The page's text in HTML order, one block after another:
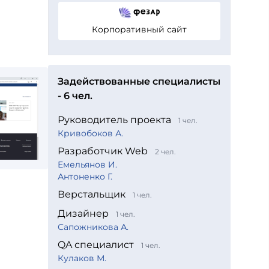
Корпоративный сайт
Задействованные специалисты
- 6 чел.
Руководитель проекта 1 чел.
Кривобоков А.
Разработчик Web 2 чел.
Емельянов И.
Антоненко Г.
Верстальщик 1 чел.
Дизайнер 1 чел.
Сапожникова А.
QA специалист 1 чел.
Кулаков М.